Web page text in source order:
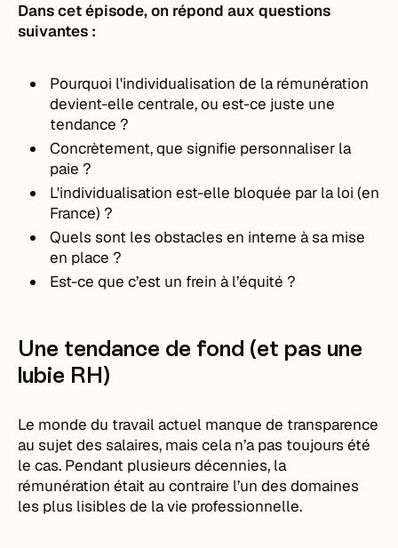
Dans cet épisode, on répond aux questions
suivantes :
Pourquoi l'individualisation de la rémunération
devient-elle centrale, ou est-ce juste une
tendance ?
Concrètement, que signifie personnaliser la
paie ?
L'individualisation est-elle bloquée par la loi (en
France) ?
Quels sont les obstacles en interne à sa mise
en place ?
Est-ce que c’est un frein à l’équité ?
Une tendance de fond (et pas une
lubie RH)
Le monde du travail actuel manque de transparence
au sujet des salaires, mais cela n’a pas toujours été
le cas. Pendant plusieurs décennies, la
rémunération était au contraire l’un des domaines
les plus lisibles de la vie professionnelle.